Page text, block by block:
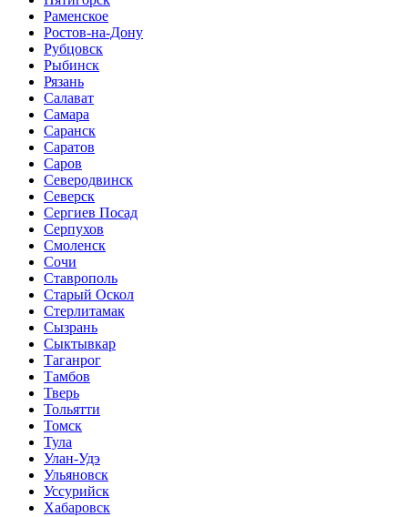
Раменское
Ростов-на-Дону
Рубцовск
Рыбинск
Рязань
Салават
Самара
Саранск
Саратов
Саров
Северодвинск
Северск
Сергиев Посад
Серпухов
Смоленск
Сочи
Ставрополь
Старый Оскол
Стерлитамак
Сызрань
Сыктывкар
Таганрог
Тамбов
Тверь
Тольятти
Томск
Тула
Улан-Удэ
Ульяновск
Уссурийск
Хабаровск